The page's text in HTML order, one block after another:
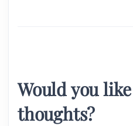
Would you
thoughts?